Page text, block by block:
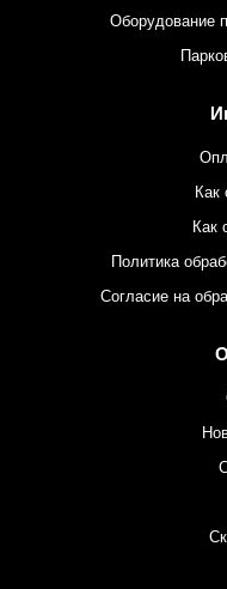
Оборудование
Как
Как
Политика
Согласие на